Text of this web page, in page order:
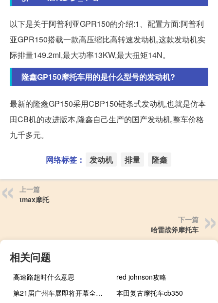
以下是关于阿普利亚GPR150的介绍:1、配置方面:阿普利
亚GPR150搭载一款高压缩比高转速发动机,这款发动机实
际排量149.2ml,最大功率13KW,最大扭矩14N。
隆鑫GP150摩托车用的是什么型号的发动机?
最新的隆鑫GP150采用CBP150链条式发动机,也就是仿本
田CB机的改进版本,隆鑫自己生产的国产发动机,整车价格
九千多元。
网络标签： 发动机 排量 隆鑫
上一篇
tmax摩托
下一篇
哈雷战斧摩托车
相关问题
高速路超时什么意思
red johnson攻略
第21届广州车展即将开幕全球首发车59台
本田复古摩托车cb350